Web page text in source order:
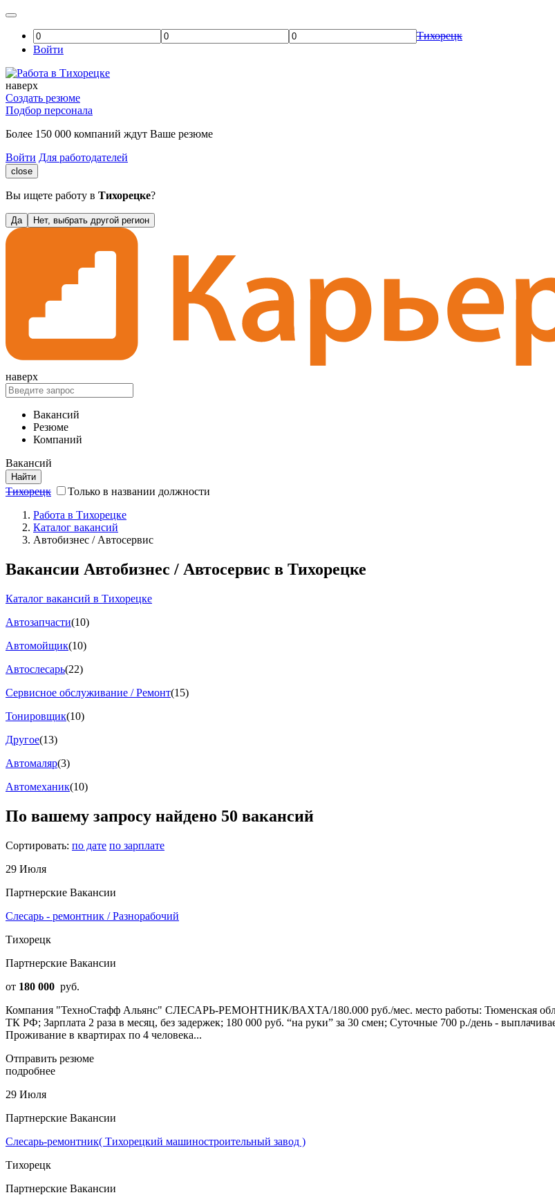
Тихорецк
Войти
наверх
Создать резюме
Подбор персонала
Более 150 000 компаний ждут Ваше резюме
Войти Для работодателей
close
Вы ищете работу в Тихорецке?
Да Нет, выбрать другой регион
наверх
Вакансий
Резюме
Компаний
Вакансий
Найти
Тихорецк
Только в названии должности
Работа в Тихорецке
Каталог вакансий
Автобизнес / Автосервис
Вакансии Автобизнес / Автосервис в Тихорецке
Каталог вакансий в Тихорецке
Автозапчасти(10)
Автомойщик(10)
Автослесарь(22)
Сервисное обслуживание / Ремонт(15)
Тонировщик(10)
Другое(13)
Автомаляр(3)
Автомеханик(10)
По вашему запросу найдено 50 вакансий
Сортировать: по дате по зарплате
29 Июля
Партнерские Вакансии
Слесарь - ремонтник / Разнорабочий
Тихорецк
Партнерские Вакансии
от 180 000 руб.
Компания "ТехноСтафф Альянс" СЛЕСАРЬ-РЕМОНТНИК/ВАХТА/180.000 руб./мес. место работы: Тюменская
ТК РФ; Зарплата 2 раза в месяц, без задержек; 180 000 руб. “на руки” за 30 смен; Суточные 700 р./день -
Проживание в квартирах по 4 человека...
Отправить резюме
подробнее
29 Июля
Партнерские Вакансии
Слесарь-ремонтник( Тихорецкий машиностроительный завод )
Тихорецк
Партнерские Вакансии